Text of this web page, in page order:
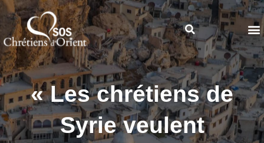
« Les chrétiens de
Syrie veulent